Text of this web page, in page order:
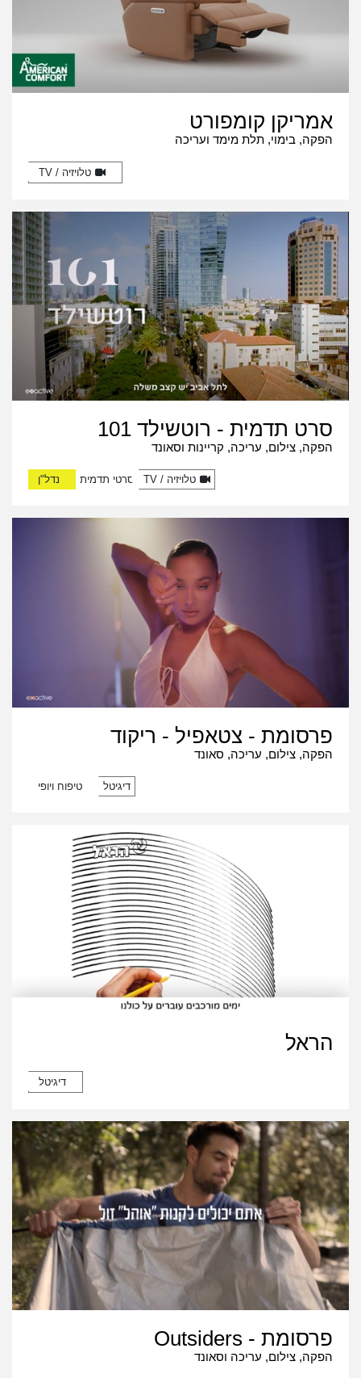
אמריקן קומפורט
הפקה, בימוי, תלת מימד ועריכה
טלויזיה / TV
סרט תדמית - רוטשילד 101
הפקה, צילום, עריכה, קריינות וסאונד
טלויזיה / TV סרטי תדמית נדל"ן
פרסומת - צטאפיל - ריקוד
הפקה, צילום, עריכה, סאונד
דיגיטל טיפוח ויופי
הראל
דיגיטל
פרסומת - Outsiders
הפקה, צילום, עריכה וסאונד